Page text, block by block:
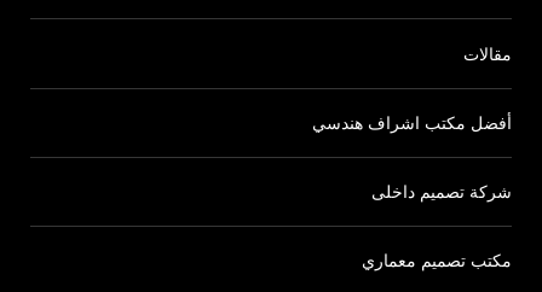
مقالات
أفضل مكتب اشراف هندسي
شركة تصميم داخلى
مكتب تصميم معماري